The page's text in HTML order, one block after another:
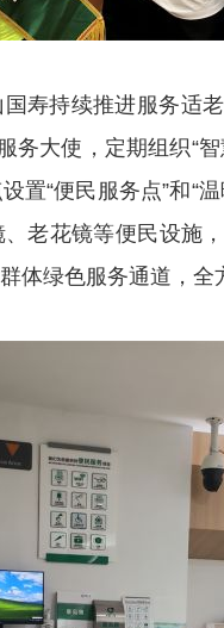
寿持续推进服务适
务大使，定期组织“
置“便民服务点”和“
老花镜等便民设施
体绿色服务通道，全